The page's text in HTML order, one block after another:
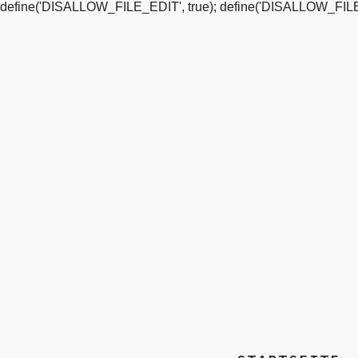
define('DISALLOW_FILE_EDIT', true);